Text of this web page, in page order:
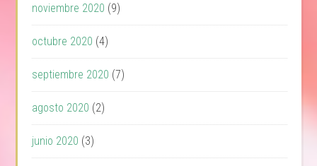
noviembre 2020 (9)
octubre 2020 (4)
septiembre 2020 (7)
agosto 2020 (2)
junio 2020 (3)